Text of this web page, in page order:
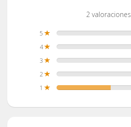
2 valoraciones
5
4
3
2
1